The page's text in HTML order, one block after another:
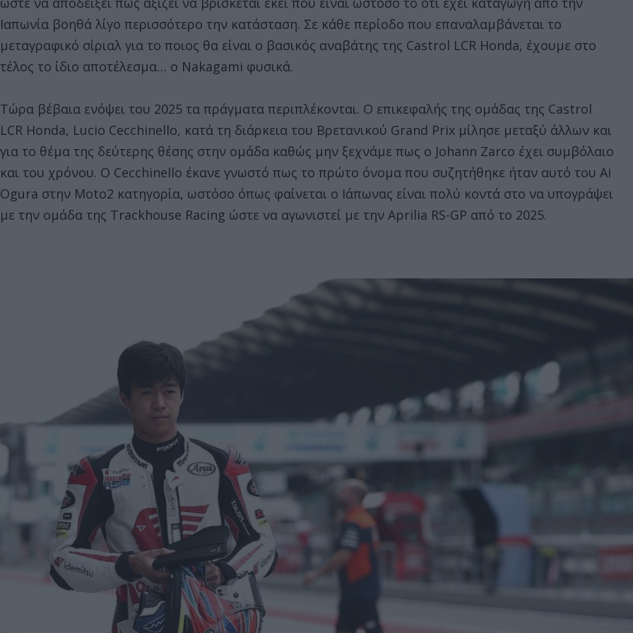
Ιαπωνία βοηθά λίγο περισσότερο την κατάσταση. Σε κάθε περίοδο που επαναλαμβάνεται το
μεταγραφικό σίριαλ για το ποιος θα είναι ο βασικός αναβάτης της Castrol LCR Honda, έχουμε στο
τέλος το ίδιο αποτέλεσμα… ο Nakagami φυσικά.
Τώρα βέβαια ενόψει του 2025 τα πράγματα περιπλέκονται. Ο επικεφαλής της ομάδας της Castrol
LCR Honda, Lucio Cecchinello, κατά τη διάρκεια του Βρετανικού Grand Prix μίλησε μεταξύ άλλων και
για το θέμα της δεύτερης θέσης στην ομάδα καθώς μην ξεχνάμε πως ο Johann Zarco έχει συμβόλαιο
και του χρόνου. Ο Cecchinello έκανε γνωστό πως το πρώτο όνομα που συζητήθηκε ήταν αυτό του Ai
Ogura στην Μoto2 κατηγορία, ωστόσο όπως φαίνεται ο Ιάπωνας είναι πολύ κοντά στο να υπογράψει
με την ομάδα της Trackhouse Racing ώστε να αγωνιστεί με την Aprilia RS-GP από το 2025.